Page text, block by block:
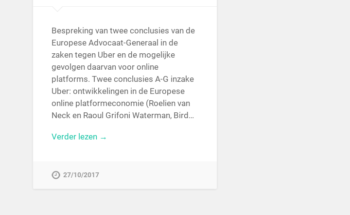
Bespreking van twee conclusies van de
Europese Advocaat-Generaal in de
zaken tegen Uber en de mogelijke
gevolgen daarvan voor online
platforms. Twee conclusies A-G inzake
Uber: ontwikkelingen in de Europese
online platformeconomie (Roelien van
Neck en Raoul Grifoni Waterman, Bird…
Verder lezen →
27/10/2017